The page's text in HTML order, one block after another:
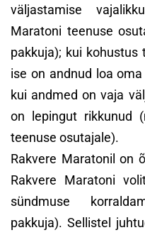
väljastamise
Maratoni teenuse
pakkuja); kui kohustus
ise on andnud loa
kui andmed on vaja
on lepingut rikkunud
teenuse osutajale).
Rakvere Maratonil on
Rakvere Maratoni
sündmuse
pakkuja). Sellistel